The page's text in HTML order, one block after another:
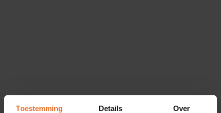
Toestemming Details Over